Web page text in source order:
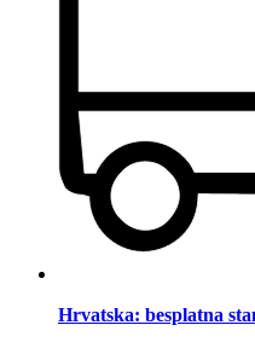
Hrvatska: besplatna